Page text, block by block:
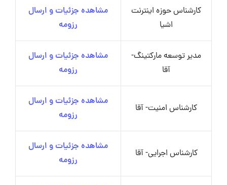
کارشناس حوزه اینترنت
اشیا
مشاهده جزئیات و ارسال
رزومه
مدیر توسعه مارکتینگ-
آقا
مشاهده جزئیات و ارسال
رزومه
کارشناس امنیت- آقا
مشاهده جزئیات و ارسال
رزومه
کارشناس اجرایی- آقا
مشاهده جزئیات و ارسال
رزومه